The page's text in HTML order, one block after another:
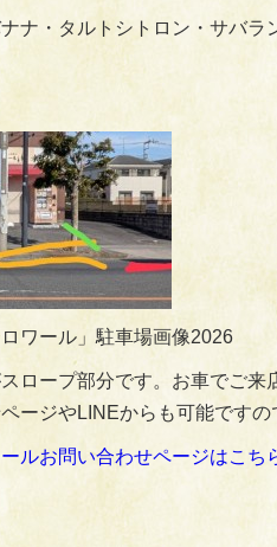
ナ・タルトシトロン・サバラ
ワール」駐車場画像2026
ロープ部分です。お車でご来
ージやLINEからも可能ですの
ルお問い合わせページはこち